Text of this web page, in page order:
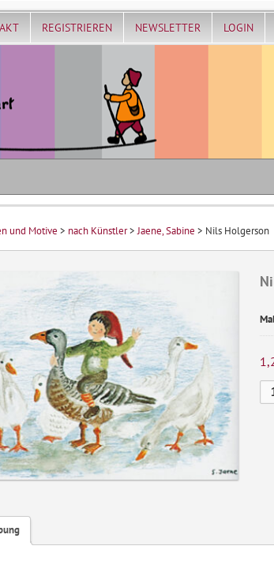
REGISTRIEREN NEWSLETTER LOGIN
und Motive > nach Künstler>Jaene, Sabine > Nils Holgerson